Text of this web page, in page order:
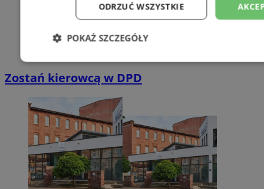
Zostań kierowcą w DPD
ODRZUĆ WSZYSTKIE
POKAŻ SZCZEGÓŁY
Niezbędne Wydajność